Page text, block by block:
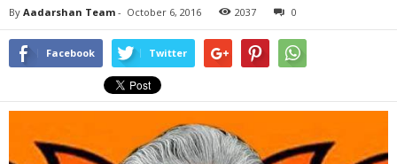
By Aadarshan Team - October 6, 2016 2037 0
Facebook Twitter